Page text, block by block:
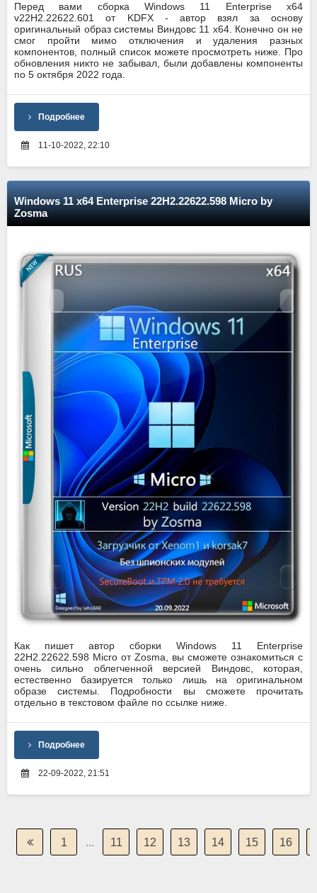
Перед вами сборка Windows 11 Enterprise x64
v22H2.22622.601 от KDFX - автор взял за основу
оригинальный образ системы Виндовс 11 x64. Конечно он не
смог пройти мимо отключения и удаления разных
компонентов, полный список можете просмотреть ниже. Про
обновления никто не забывал, были добавлены компоненты
по 5 октября 2022 года.
Подробнее
11-10-2022, 22:10
Windows 11 x64 Enterprise 22H2.22622.598 Micro by
Zosma
Как пишет автор сборки Windows 11 Enterprise
22H2.22622.598 Micro от Zosma, вы сможете ознакомиться с
очень сильно облегченной версией Виндовс, которая,
естественно базируется только лишь на оригинальном
образе системы. Подробности вы сможете прочитать
отдельно в текстовом файле по ссылке ниже.
Подробнее
22-09-2022, 21:51
1 ... 11 12 13 14 15 16